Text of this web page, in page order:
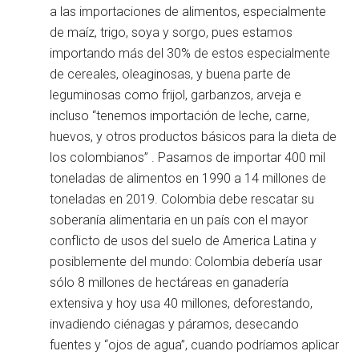
a las importaciones de alimentos, especialmente
de maíz, trigo, soya y sorgo, pues estamos
importando más del 30% de estos especialmente
de cereales, oleaginosas, y buena parte de
leguminosas como frijol, garbanzos, arveja e
incluso “tenemos importación de leche, carne,
huevos, y otros productos básicos para la dieta de
los colombianos” . Pasamos de importar 400 mil
toneladas de alimentos en 1990 a 14 millones de
toneladas en 2019. Colombia debe rescatar su
soberanía alimentaria en un país con el mayor
conflicto de usos del suelo de America Latina y
posiblemente del mundo: Colombia debería usar
sólo 8 millones de hectáreas en ganadería
extensiva y hoy usa 40 millones, deforestando,
invadiendo ciénagas y páramos, desecando
fuentes y “ojos de agua”, cuando podríamos aplicar